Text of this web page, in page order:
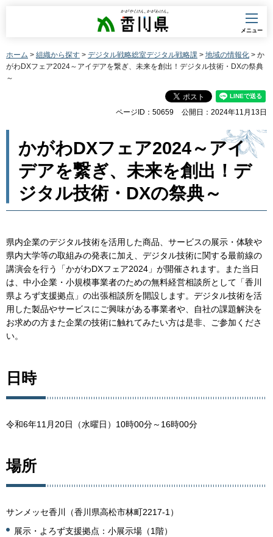
香川県
メニュー
ホーム > 組織から探す > デジタル戦略総室デジタル戦略課 > 地域の情報化 > か
がわDXフェア2024～アイデアを繋ぎ、未来を創出！デジタル技術・DXの祭典
～
ページID：50659 公開日：2024年11月13日
かがわDXフェア2024～アイ
デアを繋ぎ、未来を創出！デ
ジタル技術・DXの祭典～
県内企業のデジタル技術を活用した商品、サービスの展示・体験や
県内大学等の取組みの発表に加え、デジタル技術に関する最前線の
講演会を行う「かがわDXフェア2024」が開催されます。また当日
は、中小企業・小規模事業者のための無料経営相談所として「香川
県よろず支援拠点」の出張相談所を開設します。デジタル技術を活
用した製品やサービスにご興味がある事業者や、自社の課題解決を
お求めの方また企業の技術に触れてみたい方は是非、ご参加くださ
い。
日時
令和6年11月20日（水曜日）10時00分～16時00分
場所
サンメッセ香川（香川県高松市林町2217-1）
展示・よろず支援拠点：小展示場（1階）